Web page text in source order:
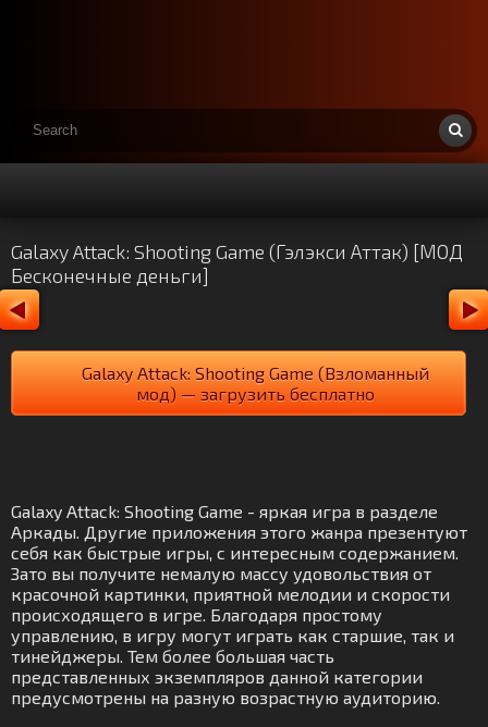
Galaxy Attack: Shooting Game (Гэлэкси Аттак) [МОД
Бесконечные деньги]
Galaxy Attack: Shooting Game (Взломанный
мод) — загрузить бесплатно
Galaxy Attack: Shooting Game - яркая игра в разделе
Аркады. Другие приложения этого жанра презентуют
себя как быстрые игры, с интересным содержанием.
Зато вы получите немалую массу удовольствия от
красочной картинки, приятной мелодии и скорости
происходящего в игре. Благодаря простому
управлению, в игру могут играть как старшие, так и
тинейджеры. Тем более большая часть
представленных экземпляров данной категории
предусмотрены на разную возрастную аудиторию.